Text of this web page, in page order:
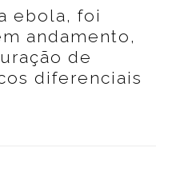
ebola, foi
andamento,
de
diferenciais